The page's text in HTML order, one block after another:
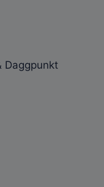
Daggpunkt